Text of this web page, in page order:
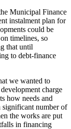
Municipal Finance
instalment plan for
could be
timelines, so
that until
to debt-finance
we wanted to
charge
how needs and
significant number of
the works are put
in financing